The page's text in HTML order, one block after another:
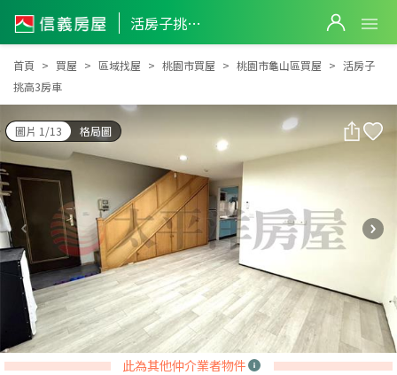
活房子挑高3房車
活房子挑高3房車
首頁 買屋 區域找屋 桃園市買屋 桃園市龜山區買屋
活房子
挑高3房車
圖片 1/13 格局圖
此為其他仲介業者物件